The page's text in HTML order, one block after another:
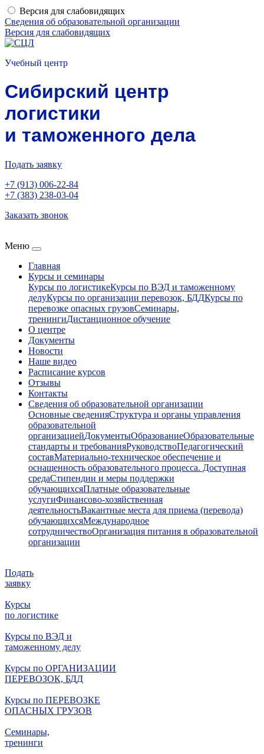
Версия для слабовидящих
Сведения об образовательной организации
Версия для слабовидящих
Учебный центр
Сибирский центр
логистики
и таможенного дела
Подать заявку
+7 (913) 006-22-84
+7 (383) 238-03-04
Заказать звонок
Меню
Главная
Курсы и семинары
Курсы по логистикеКурсы по ВЭД и таможенному
делуКурсы по организации перевозок, БДДКурсы по
перевозке опасных грузовСеминары,
тренингиДистанционное обучение
О центре
Документы
Новости
Наше видео
Расписание курсов
Отзывы
Контакты
Сведения об образовательной организации
Основные сведенияСтруктура и органы управления
образовательной
организациейДокументыОбразованиеОбразовательные
стандарты и требованияРуководствоПедагогический
составМатериально-техническое обеспечение и
оснащенность образовательного процесса. Доступная
средаСтипендии и меры поддержки
обучающихсяПлатные образовательные
услугиФинансово-хозяйственная
деятельностьВакантные места для приема (перевода)
обучающихсяМеждународное
сотрудничествоОрганизация питания в образовательной
организации
Подать
заявку
Курсы
по логистике
Курсы по ВЭД и
таможенному делу
Курсы по ОРГАНИЗАЦИИ
ПЕРЕВОЗОК, БДД
Курсы по ПЕРЕВОЗКЕ
ОПАСНЫХ ГРУЗОВ
Семинары,
тренинги